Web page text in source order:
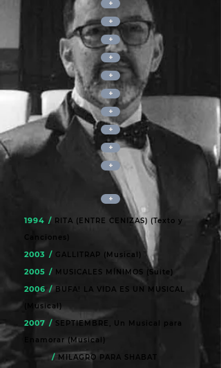
+
+
+
+
+
+
+
+
+
+
+
1994 / RITA (ENTRE CENIZAS) (Texto y
Canciones)
2003 / GALLITRAP (Musical)
2005 / MUSICALES MÍNIMOS (Suite)
2006 / BUFA! LA VIDA ES UN MUSICAL
(Musical)
2007 / SEPTIEMBRE, Un Musical para
Enamorar (Musical)
/ MILAGRO PARA SHABAT